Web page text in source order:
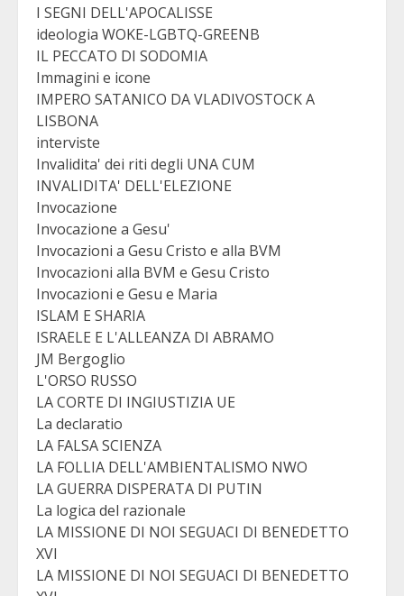
I SEGNI DELL'APOCALISSE
ideologia WOKE-LGBTQ-GREENB
IL PECCATO DI SODOMIA
Immagini e icone
IMPERO SATANICO DA VLADIVOSTOCK A
LISBONA
interviste
Invalidita' dei riti degli UNA CUM
INVALIDITA' DELL'ELEZIONE
Invocazione
Invocazione a Gesu'
Invocazioni a Gesu Cristo e alla BVM
Invocazioni alla BVM e Gesu Cristo
Invocazioni e Gesu e Maria
ISLAM E SHARIA
ISRAELE E L'ALLEANZA DI ABRAMO
JM Bergoglio
L'ORSO RUSSO
LA CORTE DI INGIUSTIZIA UE
La declaratio
LA FALSA SCIENZA
LA FOLLIA DELL'AMBIENTALISMO NWO
LA GUERRA DISPERATA DI PUTIN
La logica del razionale
LA MISSIONE DI NOI SEGUACI DI BENEDETTO
XVI
LA MISSIONE DI NOI SEGUACI DI BENEDETTO